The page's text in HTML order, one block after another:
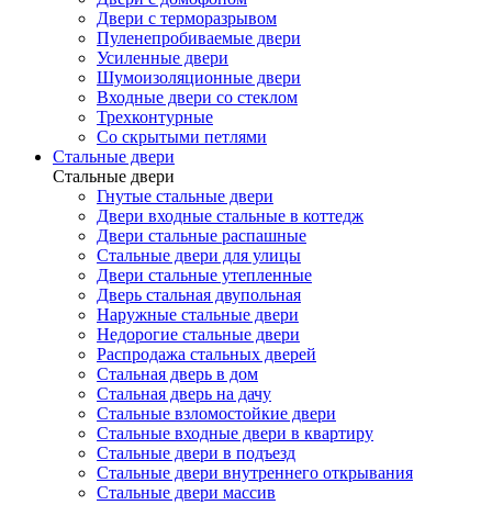
Двери с терморазрывом
Пуленепробиваемые двери
Усиленные двери
Шумоизоляционные двери
Входные двери со стеклом
Трехконтурные
Со скрытыми петлями
Стальные двери
Стальные двери
Гнутые стальные двери
Двери входные стальные в коттедж
Двери стальные распашные
Стальные двери для улицы
Двери стальные утепленные
Дверь стальная двупольная
Наружные стальные двери
Недорогие стальные двери
Распродажа стальных дверей
Стальная дверь в дом
Стальная дверь на дачу
Стальные взломостойкие двери
Стальные входные двери в квартиру
Стальные двери в подъезд
Стальные двери внутреннего открывания
Стальные двери массив